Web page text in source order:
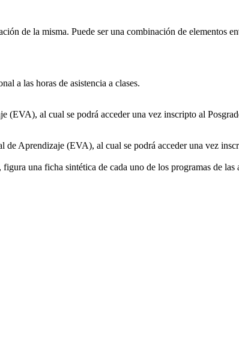
de la misma. Puede ser una combinación de elementos
a las horas de asistencia a clases.
(EVA), al cual se podrá acceder una vez inscripto al
de Aprendizaje (EVA), al cual se podrá acceder una vez
una ficha sintética de cada uno de los programas de las